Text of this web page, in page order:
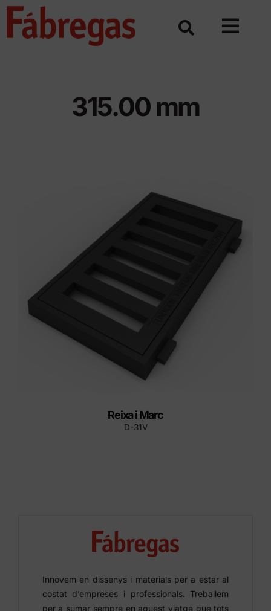
Skip
315.00 mm
Reixa i Marc
D-31V
Innovem en dissenys i materials per a estar al
costat d’empreses i professionals. Treballem
per a sumar sempre en aquest viatge que tots